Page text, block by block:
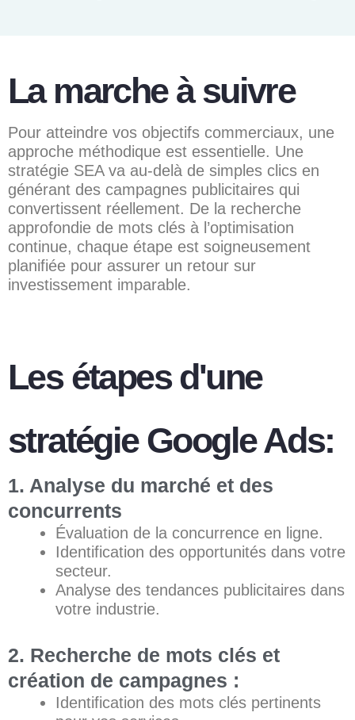
La marche à suivre
Pour atteindre vos objectifs commerciaux, une
approche méthodique est essentielle. Une
stratégie SEA va au-delà de simples clics en
générant des campagnes publicitaires qui
convertissent réellement. De la recherche
approfondie de mots clés à l’optimisation
continue, chaque étape est soigneusement
planifiée pour assurer un retour sur
investissement imparable.
Les étapes d'une
stratégie Google Ads:
1. Analyse du marché et des
concurrents
Évaluation de la concurrence en ligne.
Identification des opportunités dans votre
secteur.
Analyse des tendances publicitaires dans
votre industrie.
2. Recherche de mots clés et
création de campagnes :
Identification des mots clés pertinents